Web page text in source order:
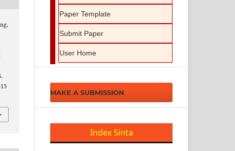
Paper Template
Submit Paper
User Home
MAKE A SUBMISSION
Index Sinta